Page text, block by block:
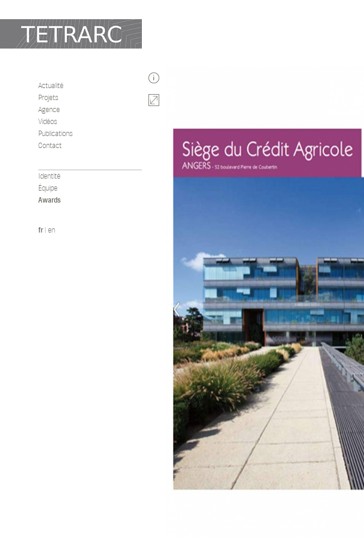
Actualité
Projets
Agence
Vidéos
Publications
Contact
Identité
Équipe
Awards
fr | en